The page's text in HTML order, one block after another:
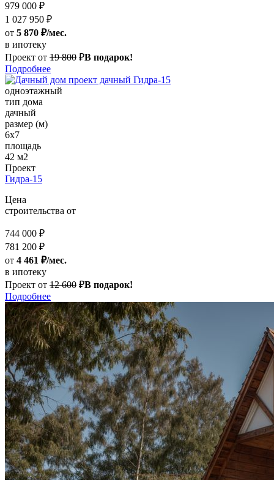
979 000 ₽
1 027 950 ₽
от 5 870 ₽/мес.
в ипотеку
Проект от 19 800 ₽В подарок!
Подробнее
одноэтажный
тип дома
дачный
размер (м)
6х7
площадь
42 м2
Проект
Гидра-15
Цена
строительства от
744 000 ₽
781 200 ₽
от 4 461 ₽/мес.
в ипотеку
Проект от 12 600 ₽В подарок!
Подробнее